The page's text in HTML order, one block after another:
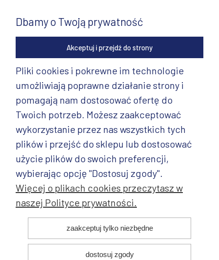
INFORMACJE
PRODUKTY CD.
POZOSTAŁE
Dbamy o Twoją prywatność
Akceptuj i przejdź do strony
Pliki cookies i pokrewne im technologie
umożliwiają poprawne działanie strony i
pomagają nam dostosować ofertę do
Twoich potrzeb. Możesz zaakceptować
wykorzystanie przez nas wszystkich tych
plików i przejść do sklepu lub dostosować
użycie plików do swoich preferencji,
wybierając opcję "Dostosuj zgody".
Więcej o plikach cookies przeczytasz w
naszej Polityce prywatności.
zaakceptuj tylko niezbędne
dostosuj zgody